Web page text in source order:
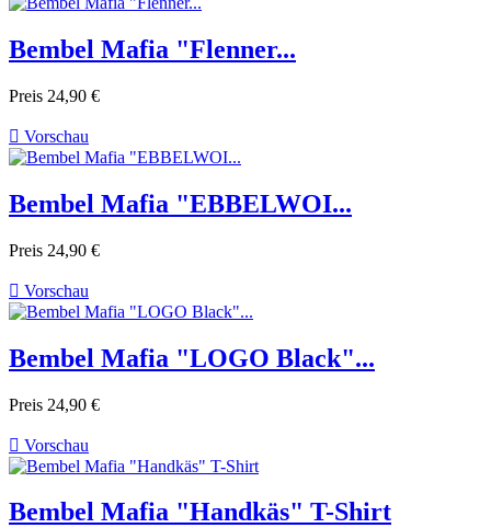
Bembel Mafia "Flenner...
Preis 24,90 €
 Vorschau
Bembel Mafia "EBBELWOI...
Preis 24,90 €
 Vorschau
Bembel Mafia "LOGO Black"...
Preis 24,90 €
 Vorschau
Bembel Mafia "Handkäs" T-Shirt